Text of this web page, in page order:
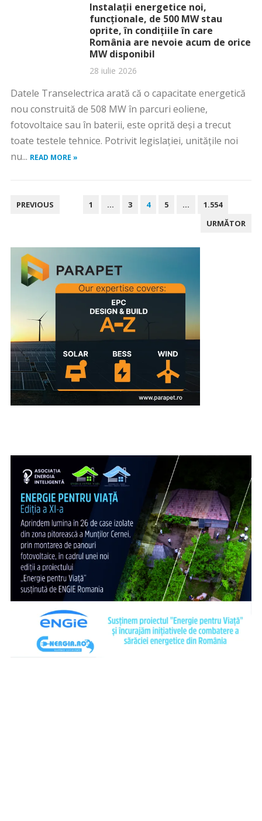
Instalații energetice noi,
funcționale, de 500 MW stau
oprite, în condițiile în care
România are nevoie acum de orice
MW disponibil
28 iulie 2026
Datele Transelectrica arată că o capacitate energetică
nou construită de 508 MW în parcuri eoliene,
fotovoltaice sau în baterii, este oprită deși a trecut
toate testele tehnice. Potrivit legislației, unitățile noi
nu... READ MORE »
PAGINAȚIE
PREVIOUS 1 … 3 4 5 …
1.554
URMĂTOR